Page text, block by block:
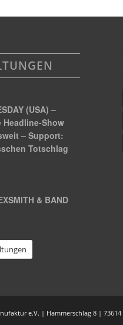
(USA) –
Headline-Show
– Support:
Totschlag
& BAND
e.V. | Hammerschlag 8 |